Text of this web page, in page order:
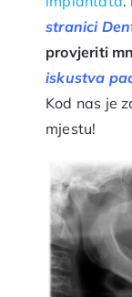
stranici
provjeriti
iskustva
Kod nas je
mjestu!